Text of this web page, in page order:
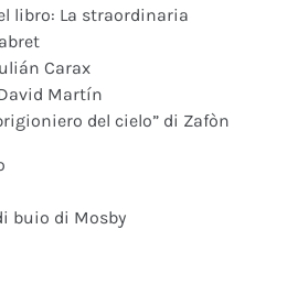
libro: La straordinaria
Carax
Martín
del cielo” di Zafòn
buio di Mosby